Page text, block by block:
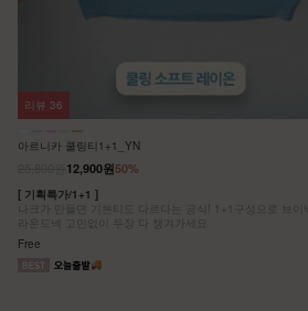
아르니카 쿨링티1+1_YN
50%
12,900원
[ 기획특가/1+1 ]
나크가 만들면 기본티도 다르다는 공식! 1+1구성으로 브이넥
라운드넥 고민없이 두장 다 챙겨가세요
Free
리뷰 36